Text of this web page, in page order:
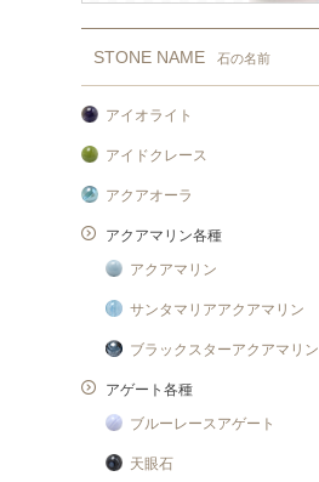
STONE NAME 石の名前
アイオライト
アイドクレース
アクアオーラ
アクアマリン各種
アクアマリン
サンタマリアアクアマリン
ブラックスターアクアマリン
アゲート各種
ブルーレースアゲート
天眼石